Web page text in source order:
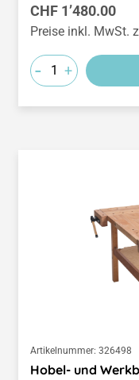
Regulärer Preis:
CHF 1’480.00
Preise inkl. MwSt.
- +
Artikelnummer: 326498
Hobel- und